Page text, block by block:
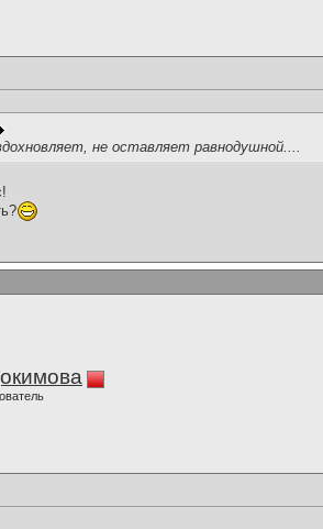
не оставляет равнодушной....